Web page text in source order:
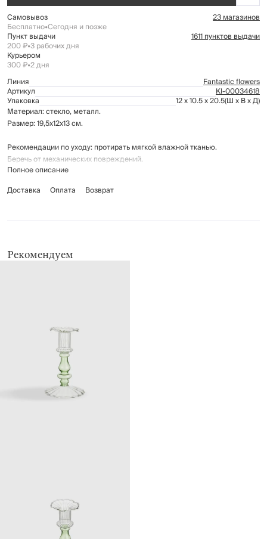
Самовывоз 23 магазинов
Бесплатно•Сегодня и позже
Пункт выдачи 1611 пунктов выдачи
200 ₽•3 рабочих дня
Курьером
300 ₽•2 дня
Линия
Fantastic flowers
Артикул Kl-00034618
Упаковка 12 x 10.5 x 20.5(Ш x В x Д)
Материал: стекло, металл.
Размер: 19,5x12x13 см.
Рекомендации по уходу: протирать мягкой влажной тканью.
Беречь от механических повреждений.
Полное описание
Доставка
Оплата Возврат
Рекомендуем